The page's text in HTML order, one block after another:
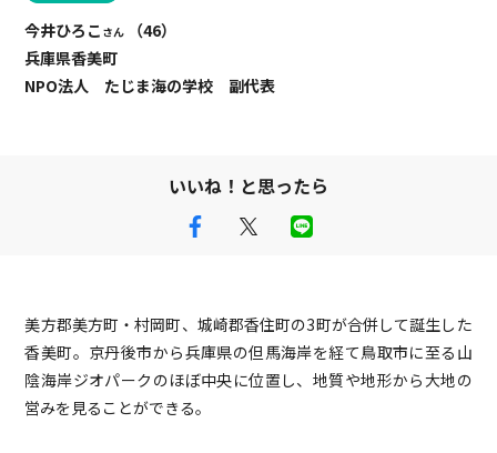
今井ひろこ さん
（46）
兵庫県香美町
NPO法人 たじま海の学校 副代表
いいね！と思ったら
美方郡美方町・村岡町、城崎郡香住町の3町が合併して誕生した
香美町。京丹後市から兵庫県の但馬海岸を経て鳥取市に至る山
陰海岸ジオパークのほぼ中央に位置し、地質や地形から大地の
営みを見ることができる。